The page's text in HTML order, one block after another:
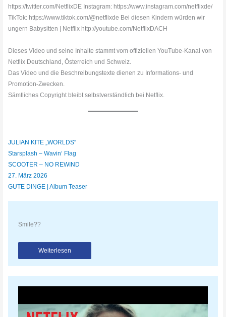
https://twitter.com/NetflixDE Instagram: https://www.instagram.com/netflixde/
TikTok: https://www.tiktok.com/@netflixde Bei diesen Kindern würden wir
ungern Babysitten | Netflix http://youtube.com/NetflixDACH
Dieses Video und seine Inhalte stammt vom offiziellen YouTube-Kanal von
Netflix Deutschland, Österreich und Schweiz.
Das Video und die Beschreibungstexte dienen zu Informations- und
Promotion-Zwecken.
Sämtliches Copyright bleibt selbstverständlich bei Netflix.
JULIAN KITE „WORLDS“
Starsplash – Wavin‘ Flag
SCOOTER – NO REWIND
27. März 2026
GUTE DINGE | Album Teaser
Smile??
Weiterlesen